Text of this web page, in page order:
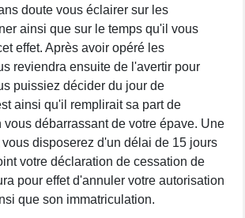
doute vous éclairer sur les
ainsi que sur le temps qu'il vous
effet. Après avoir opéré les
reviendra ensuite de l'avertir pour
puissiez décider du jour de
ainsi qu'il remplirait sa part de
vous débarrassant de votre épave. Une
disposerez d'un délai de 15 jours
votre déclaration de cessation de
pour effet d'annuler votre autorisation
que son immatriculation.